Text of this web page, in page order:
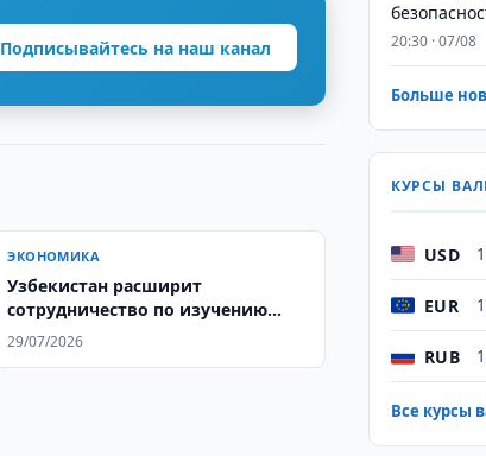
Подписывайтесь на наш канал
ЭКОНОМИКА
Узбекистан расширит
сотрудничество по изучению
подземных вод
29/07/2026
20:30 · 07/08
Больше
КУРСЫ
USD
EUR
RUB
Все курсы